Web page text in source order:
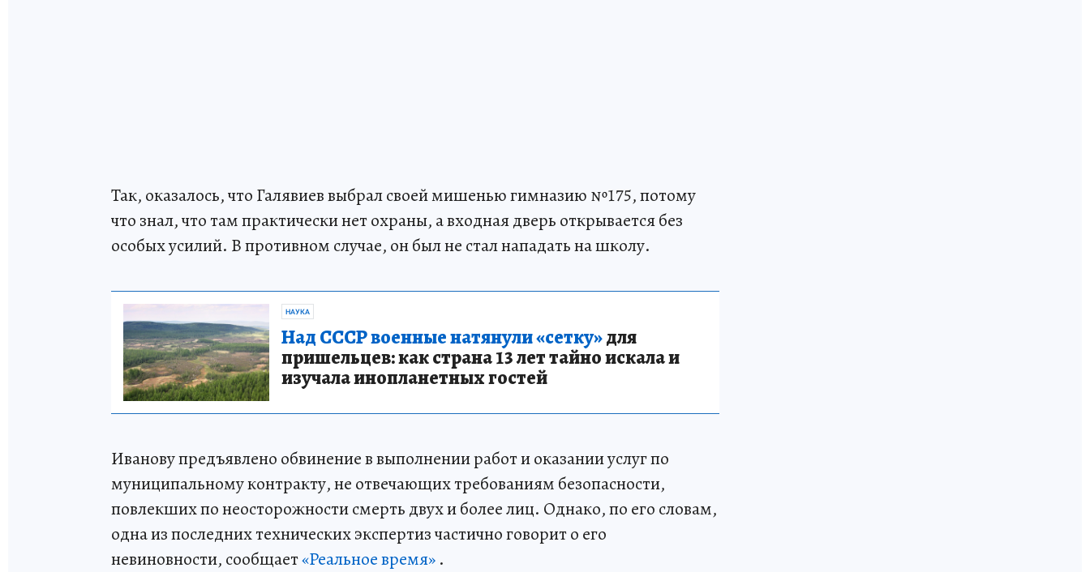
Так, оказалось, что Галявиев выбрал своей мишенью гимназию №175, потому
что знал, что там практически нет охраны, а входная дверь открывается без
особых усилий. В противном случае, он был не стал нападать на школу.
НАУКА
Над СССР военные натянули «сетку»для
пришельцев: как страна 13 лет тайно искала и
изучала инопланетных гостей
Иванову предъявлено обвинение в выполнении работ и оказании услуг по
муниципальному контракту, не отвечающих требованиям безопасности,
повлекших по неосторожности смерть двух и более лиц. Однако, по его словам,
одна из последних технических экспертиз частично говорит о его
невиновности, сообщает«Реальное время» .